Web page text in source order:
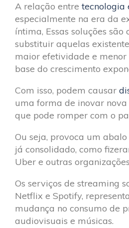
A relação entre tecnologia
especialmente na era da
íntima, Essas soluções são
substituir aquelas
maior efetividade e menor
base do crescimento
Com isso, podem causar
uma forma de inovar
que pode romper com o
Ou seja, provoca um
já consolidado, como
Uber e outras
Os serviços de streaming
Netflix e Spotify,
mudança no consumo de
audiovisuais e músicas.